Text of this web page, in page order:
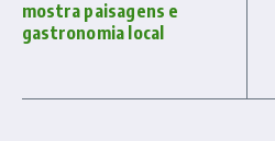
mostra paisagens e
gastronomia local